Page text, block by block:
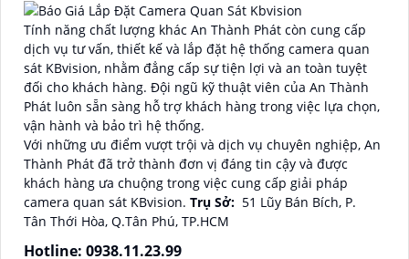
Tính năng chất lượng khác An Thành Phát còn cung cấp
dịch vụ tư vấn, thiết kế và lắp đặt hệ thống camera quan
sát KBvision, nhằm đẳng cấp sự tiện lợi và an toàn tuyệt
đối cho khách hàng. Đội ngũ kỹ thuật viên của An Thành
Phát luôn sẵn sàng hỗ trợ khách hàng trong việc lựa chọn,
vận hành và bảo trì hệ thống.
Với những ưu điểm vượt trội và dịch vụ chuyên nghiệp, An
Thành Phát đã trở thành đơn vị đáng tin cậy và được
khách hàng ưa chuộng trong việc cung cấp giải pháp
camera quan sát KBvision. Trụ Sở: 51 Lũy Bán Bích, P.
Tân Thới Hòa, Q.Tân Phú, TP.HCM
Hotline: 0938.11.23.99